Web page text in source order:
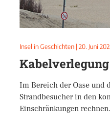
Insel in Geschichten | 20. Juni
Im Bereich der Oase und
Strandbesucher in den
Einschränkungen